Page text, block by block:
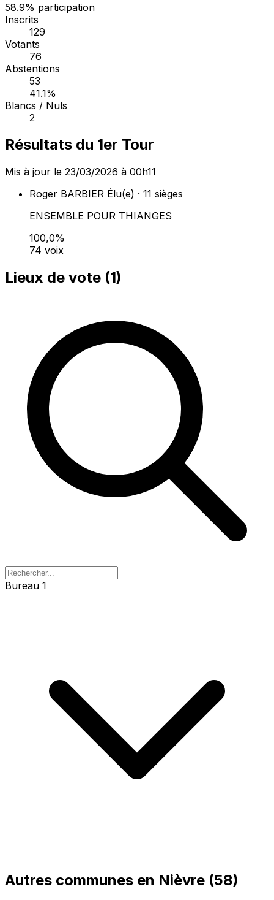
58.9% participation
Inscrits
129
Votants
76
Abstentions
53
41.1%
Blancs / Nuls
2
Résultats du 1er Tour
Mis à jour le 23/03/2026 à 00h11
Roger BARBIER Élu(e) · 11 sièges
ENSEMBLE POUR THIANGES
100,0%
74 voix
Lieux de vote (1)
Bureau 1
Autres communes en Nièvre (58)